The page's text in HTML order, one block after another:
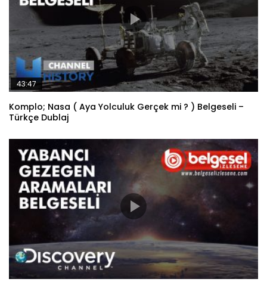
43:47
Komplo; Nasa ( Aya Yolculuk Gerçek mi ? ) Belgeseli –
Türkçe Dublaj